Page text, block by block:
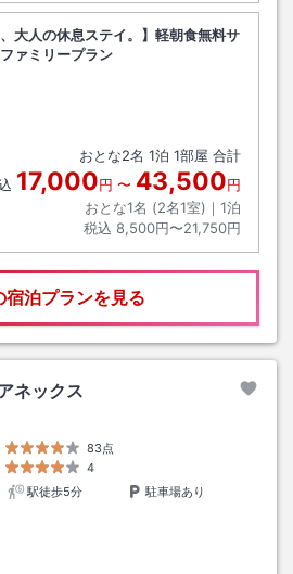
大人の休息ステイ。】軽朝食無料サ
ァミリープラン
ト
おとな2名 1泊 1部屋 合計
17,000円 〜 43,500円
おとな1名 (2名1室)｜ 1泊
税込 8,500円〜21,750円
宿泊プランを見る
ネックス
83点
4
駅徒歩5分
駐車場あり